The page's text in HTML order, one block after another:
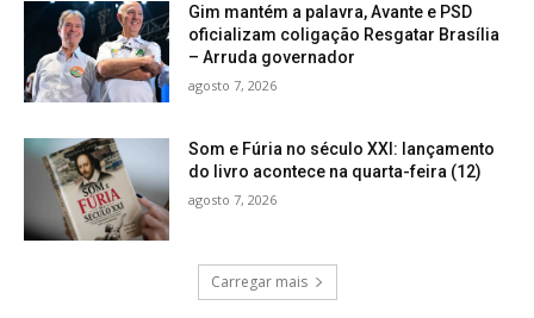
Gim mantém a palavra, Avante e PSD
oficializam coligação Resgatar Brasília
– Arruda governador
agosto 7, 2026
Som e Fúria no século XXI: lançamento
do livro acontece na quarta-feira (12)
agosto 7, 2026
Carregar mais